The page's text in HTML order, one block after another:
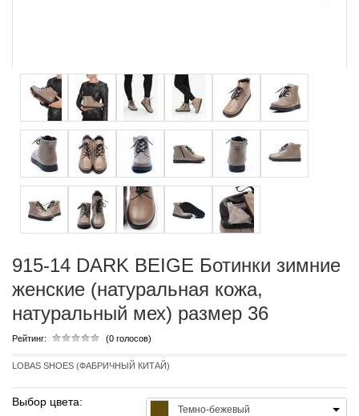
915-14 DARK BEIGE Ботинки зимние
женские (натуральная кожа,
натуральный мех) размер 36
Рейтинг: (0 голосов)
LOBAS SHOES (ФАБРИЧНЫЙ КИТАЙ)
Выбор цвета:
Темно-бежевый